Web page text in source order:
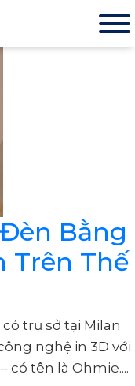
Bằng
Trên Thế
trụ sở tại Milan
nghệ in 3D với
có tên là Ohmie....